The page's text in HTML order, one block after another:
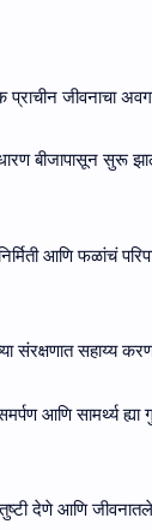
प्राचीन जीवनाचा
बीजापासून सुरू
आणि फळांचं
संरक्षणात सहाय्य
आणि सामर्थ्य
देणे आणि